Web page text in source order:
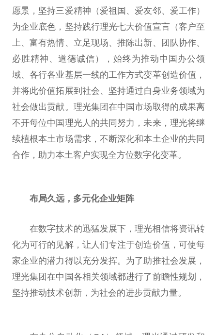
愿景，坚持三爱精神 （爱祖国、爱友邻、爱工作）
为企业底色，坚持践行理光七大价值宣言（客户至
上、富有热情、立足现场、推陈出新、团队协作、
必胜精神 、道德诚信），始终为推动中国 办公领
域、各行各业基层一线的工作方式变革创造价值，
并将此价值拓展到社会、坚持通过自身业务领域为
社会做出贡献。理光集团在中国市场取得的成果离
不开每位中国 理光人的共同努力，未来，理光将继
续植根本土市场需求，不断深化和本土企业的共同
合作，助力本土客户实现全方位数字化变革。
布局久远，多元化企业矩阵
在数字技术的迅猛发展下，理光相信将资讯转
化为可行的见解，让人们专注于创造价值，可使每
家企业的潜力得以充分发挥。为了助推社会发展，
理光集团在中国各相关领域都进行了前瞻性规划，
坚持推动技术创新，为社会的进步贡献力量。